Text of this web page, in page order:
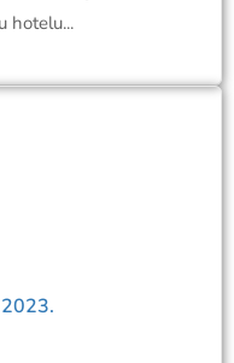
hotelu...